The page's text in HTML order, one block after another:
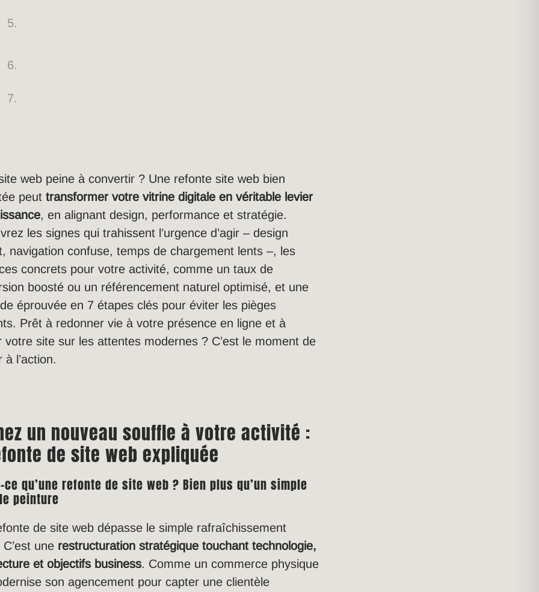
web peine à convertir ? Une refonte site web bien
peuttransformer votre vitrine digitale en véritable levier
, en alignant design, performance et stratégie.
les signes qui trahissent l’urgence d’agir – design
navigation confuse, temps de chargement lents –, les
concrets pour votre activité, comme un taux de
boosté ou un référencement naturel optimisé, et une
éprouvée en 7 étapes clés pour éviter les pièges
Prêt à redonner vie à votre présence en ligne et à
votre site sur les attentes modernes ? C’est le moment de
à l’action.
un nouveau souffle à votre activité :
de site web expliquée
ce qu’une refonte de site web ? Bien plus qu’un simple
peinture
de site web dépasse le simple rafraîchissement
une restructuration stratégique touchant technologie,
et objectifs business. Comme un commerce physique
son agencement pour capter une clientèle